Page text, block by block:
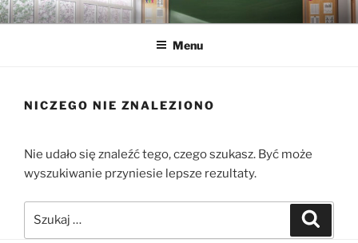
Przejdź
do
C4 BYDGOSZCZ SP. Z O.O.
Obsługa Informatyczna Szkół i JST
Menu
NICZEGO NIE ZNALEZIONO
Nie udało się znaleźć tego, czego szukasz. Być może
wyszukiwanie przyniesie lepsze rezultaty.